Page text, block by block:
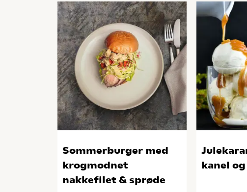
Sommerburger med
krogmodnet
nakkefilet & sprøde
kanel